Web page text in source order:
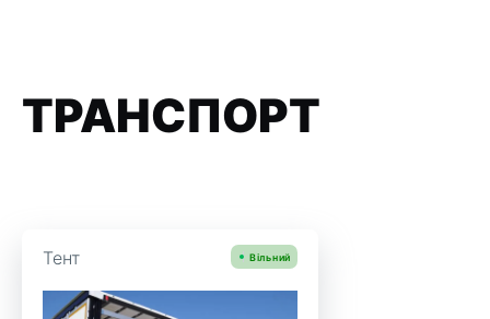
ТРАНСПОРТ
Тент Вільний